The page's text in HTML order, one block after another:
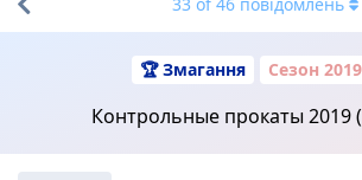
🏆 Змагання Сезон
Контрольные прокаты 2019